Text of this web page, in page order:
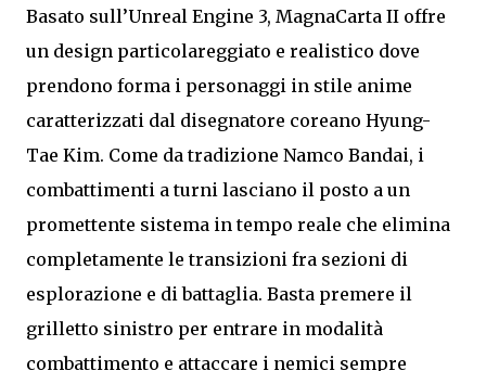
Basato sull’Unreal Engine 3, MagnaCarta II offre
un design particolareggiato e realistico dove
prendono forma i personaggi in stile anime
caratterizzati dal disegnatore coreano Hyung-
Tae Kim. Come da tradizione Namco Bandai, i
combattimenti a turni lasciano il posto a un
promettente sistema in tempo reale che elimina
completamente le transizioni fra sezioni di
esplorazione e di battaglia. Basta premere il
grilletto sinistro per entrare in modalità
combattimento e attaccare i nemici sempre